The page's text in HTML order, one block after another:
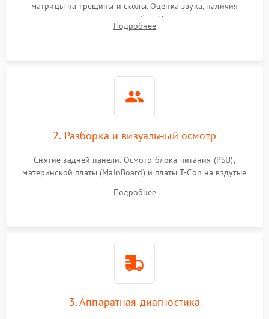
матрицы на трещины и сколы. Оценка звука, наличия
подсветки и индикаторов ошибок. Подключение тестовых
источников сигнала для выявления симптомов поломки.
Подробнее
2. Разборка и визуальный осмотр
Снятие задней панели. Осмотр блока питания (PSU),
материнской платы (MainBoard) и платы T-Con на вздутые
Проверка надежности фиксации и целостности шлейфов.
Подробнее
3. Аппаратная диагностика